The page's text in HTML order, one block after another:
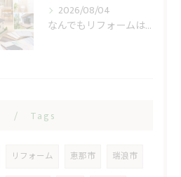
2026/08/04
なんでもリフォームは見積もりで費用不安を減らす
Tags
リフォーム 恵那市 瑞浪市